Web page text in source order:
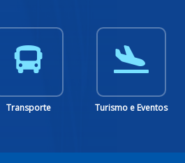
Solicitação de
de Trânsito
Nota Fiscal de
Eletrônica
Transporte Turismo e Eventos